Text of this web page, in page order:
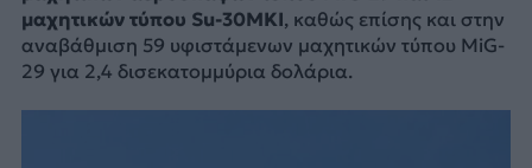
μαχητικών τύπου Su-30MKI, καθώς επίσης και στην
αναβάθμιση 59 υφιστάμενων μαχητικών τύπου MiG-
29 για 2,4 δισεκατομμύρια δολάρια.